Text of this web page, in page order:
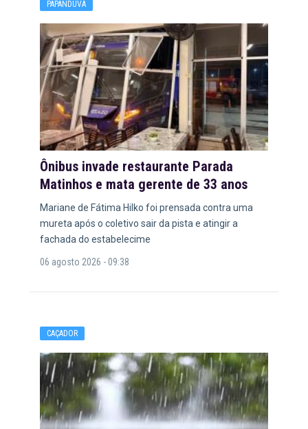
PAPANDUVA
Ônibus invade restaurante Parada
Matinhos e mata gerente de 33 anos
Mariane de Fátima Hilko foi prensada contra uma
mureta após o coletivo sair da pista e atingir a
fachada do estabelecime
06 agosto 2026 - 09:38
CAÇADOR